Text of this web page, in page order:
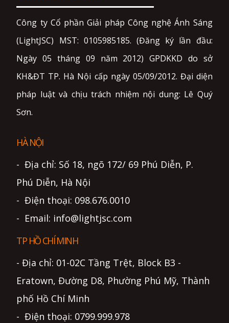
Công ty Cổ phần Giải pháp Công nghệ Ánh Sáng
(LightJSC) MST: 0105985185. (Đăng ký lần đầu:
Ngày 05 tháng 09 năm 2012) GPDKKD do sở
KH&ĐT TP. Hà Nội cấp ngày 05/09/2012. Đại diện
pháp luật và chịu trách nhiệm nội dung: Lê Quý
Sơn.
HÀ NỘI
- Địa chỉ: Số 18, ngõ 172/ 69 Phú Diễn, P.
Phú Diễn, Hà Nội
- Điện thoại: 098.676.0010
- Email: info@lightjsc.com
TP HỒ CHÍ MINH
- Địa chỉ: 01-02C Tầng Trệt, Block B3 -
Eratown, Đường D8, Phường Phú Mỹ, Thành
phố Hồ Chí Minh
- Điện thoại: 0799.999.978